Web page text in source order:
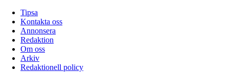
Tipsa
Kontakta oss
Annonsera
Redaktion
Om oss
Arkiv
Redaktionell policy